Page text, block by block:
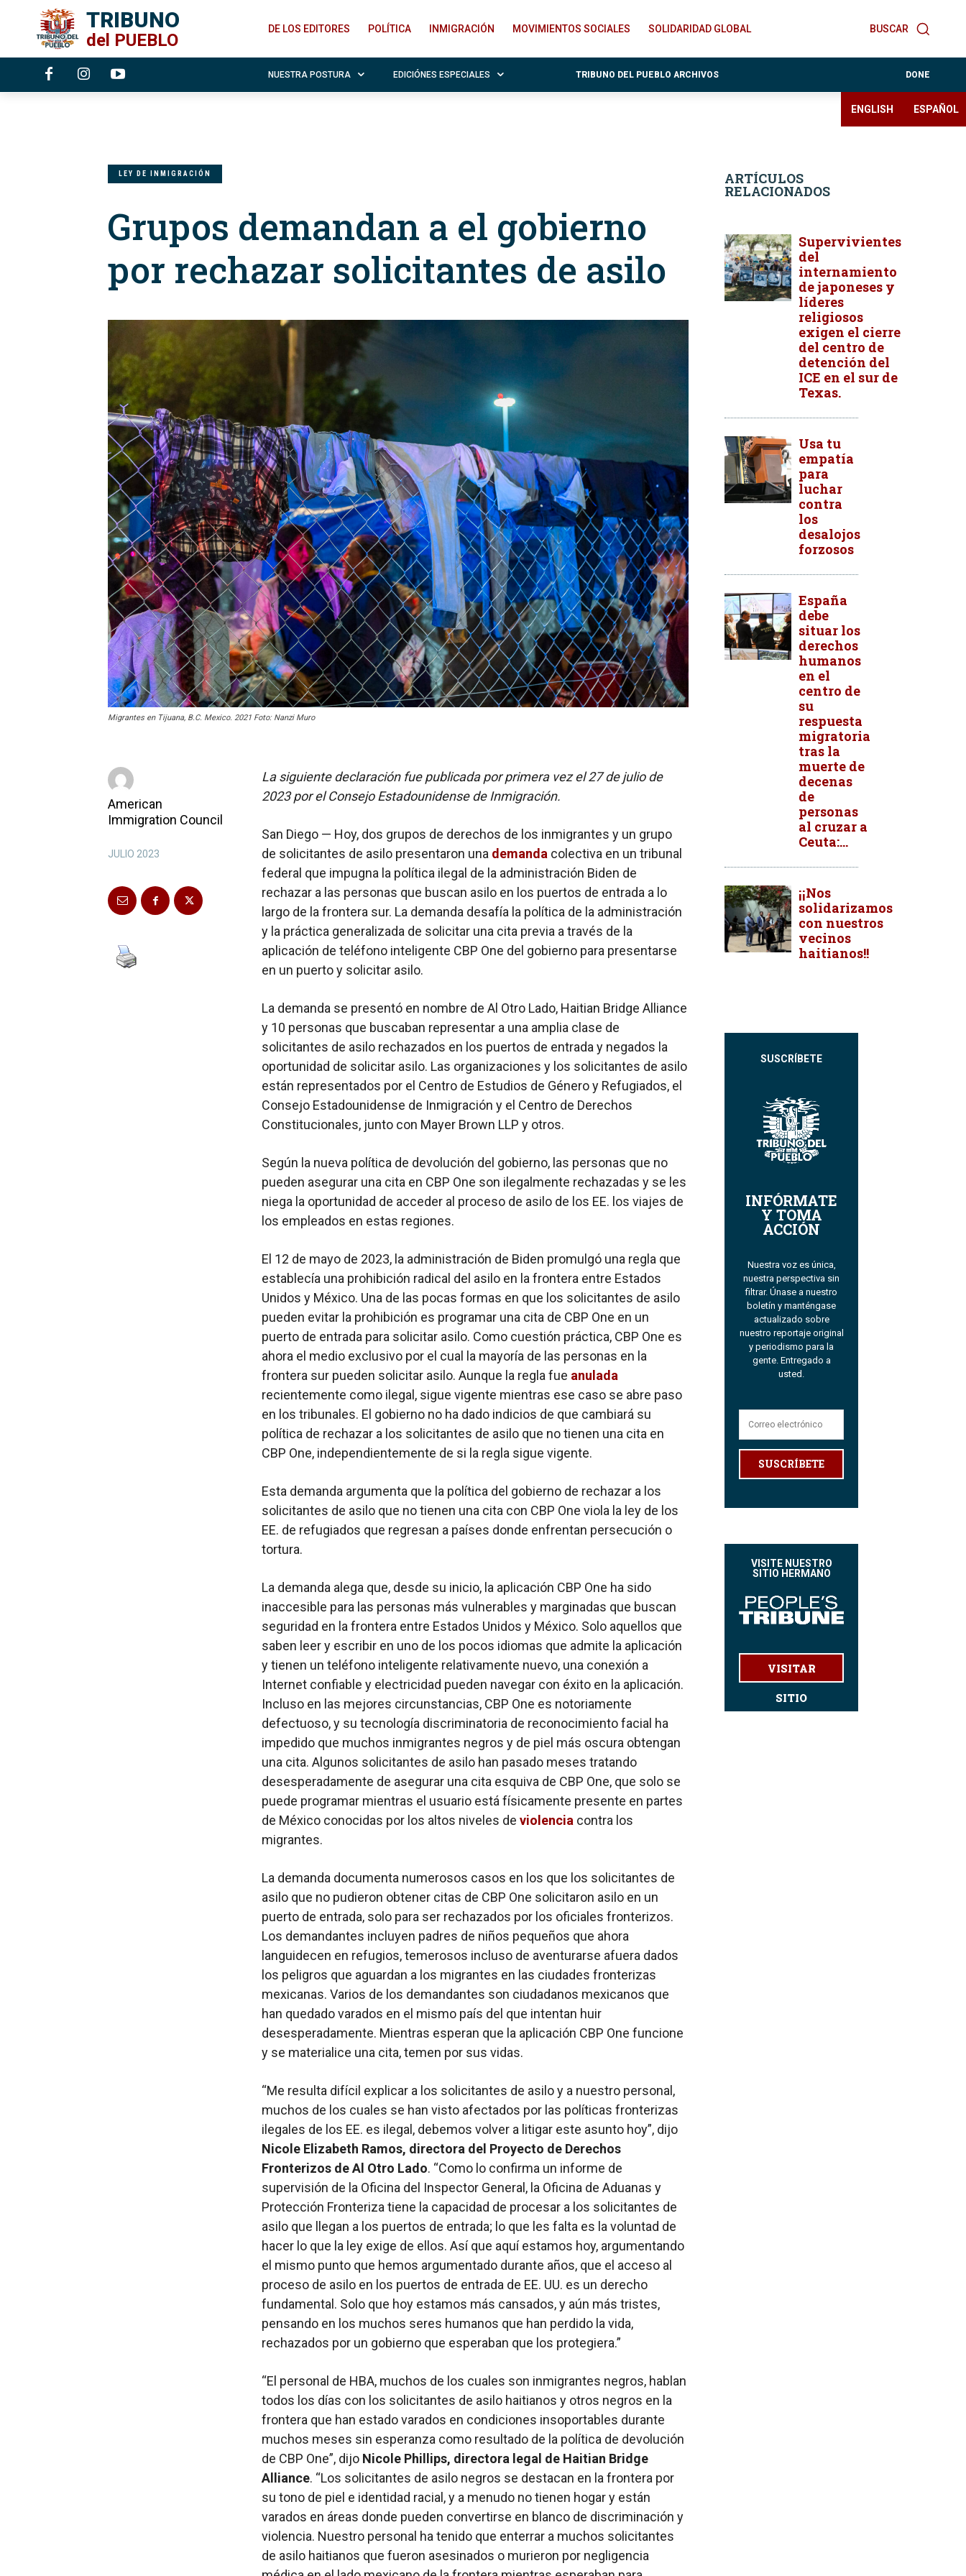
TRIBUNO
del PUEBLO
BUSCAR
DE LOS EDITORES POLÍTICA INMIGRACIÓN MOVIMIENTOS SOCIALES SOLIDARIDAD GLOBAL
NUESTRA POSTURA EDICIÓNES ESPECIALES TRIBUNO DEL PUEBLO ARCHIVOS DONE
ENGLISH ESPAÑOL
LEY DE INMIGRACIÓN
Grupos demandan a el gobierno
por rechazar solicitantes de asilo
Migrantes en Tijuana, B.C. Mexico. 2021 Foto: Nanzi Muro
American
Immigration Council
JULIO 2023
La siguiente declaración fue publicada por primera vez el 27 de julio de
2023 por el Consejo Estadounidense de Inmigración.
San Diego — Hoy, dos grupos de derechos de los inmigrantes y un grupo
de solicitantes de asilo presentaron una demanda colectiva en un tribunal
federal que impugna la política ilegal de la administración Biden de
rechazar a las personas que buscan asilo en los puertos de entrada a lo
largo de la frontera sur. La demanda desafía la política de la administración
y la práctica generalizada de solicitar una cita previa a través de la
aplicación de teléfono inteligente CBP One del gobierno para presentarse
en un puerto y solicitar asilo.
La demanda se presentó en nombre de Al Otro Lado, Haitian Bridge Alliance
y 10 personas que buscaban representar a una amplia clase de
solicitantes de asilo rechazados en los puertos de entrada y negados la
oportunidad de solicitar asilo. Las organizaciones y los solicitantes de asilo
están representados por el Centro de Estudios de Género y Refugiados, el
Consejo Estadounidense de Inmigración y el Centro de Derechos
Constitucionales, junto con Mayer Brown LLP y otros.
Según la nueva política de devolución del gobierno, las personas que no
pueden asegurar una cita en CBP One son ilegalmente rechazadas y se les
niega la oportunidad de acceder al proceso de asilo de los EE. los viajes de
los empleados en estas regiones.
El 12 de mayo de 2023, la administración de Biden promulgó una regla que
establecía una prohibición radical del asilo en la frontera entre Estados
Unidos y México. Una de las pocas formas en que los solicitantes de asilo
pueden evitar la prohibición es programar una cita de CBP One en un
puerto de entrada para solicitar asilo. Como cuestión práctica, CBP One es
ahora el medio exclusivo por el cual la mayoría de las personas en la
frontera sur pueden solicitar asilo. Aunque la regla fue anulada
recientemente como ilegal, sigue vigente mientras ese caso se abre paso
en los tribunales. El gobierno no ha dado indicios de que cambiará su
política de rechazar a los solicitantes de asilo que no tienen una cita en
CBP One, independientemente de si la regla sigue vigente.
Esta demanda argumenta que la política del gobierno de rechazar a los
solicitantes de asilo que no tienen una cita con CBP One viola la ley de los
EE. de refugiados que regresan a países donde enfrentan persecución o
tortura.
La demanda alega que, desde su inicio, la aplicación CBP One ha sido
inaccesible para las personas más vulnerables y marginadas que buscan
seguridad en la frontera entre Estados Unidos y México. Solo aquellos que
saben leer y escribir en uno de los pocos idiomas que admite la aplicación
y tienen un teléfono inteligente relativamente nuevo, una conexión a
Internet confiable y electricidad pueden navegar con éxito en la aplicación.
Incluso en las mejores circunstancias, CBP One es notoriamente
defectuoso, y su tecnología discriminatoria de reconocimiento facial ha
impedido que muchos inmigrantes negros y de piel más oscura obtengan
una cita. Algunos solicitantes de asilo han pasado meses tratando
desesperadamente de asegurar una cita esquiva de CBP One, que solo se
puede programar mientras el usuario está físicamente presente en partes
de México conocidas por los altos niveles de violencia contra los
migrantes.
La demanda documenta numerosos casos en los que los solicitantes de
asilo que no pudieron obtener citas de CBP One solicitaron asilo en un
puerto de entrada, solo para ser rechazados por los oficiales fronterizos.
Los demandantes incluyen padres de niños pequeños que ahora
languidecen en refugios, temerosos incluso de aventurarse afuera dados
los peligros que aguardan a los migrantes en las ciudades fronterizas
mexicanas. Varios de los demandantes son ciudadanos mexicanos que
han quedado varados en el mismo país del que intentan huir
desesperadamente. Mientras esperan que la aplicación CBP One funcione
y se materialice una cita, temen por sus vidas.
“Me resulta difícil explicar a los solicitantes de asilo y a nuestro personal,
muchos de los cuales se han visto afectados por las políticas fronterizas
ilegales de los EE. es ilegal, debemos volver a litigar este asunto hoy”, dijo
Nicole Elizabeth Ramos, directora del Proyecto de Derechos
Fronterizos de Al Otro Lado. “Como lo confirma un informe de
supervisión de la Oficina del Inspector General, la Oficina de Aduanas y
Protección Fronteriza tiene la capacidad de procesar a los solicitantes de
asilo que llegan a los puertos de entrada; lo que les falta es la voluntad de
hacer lo que la ley exige de ellos. Así que aquí estamos hoy, argumentando
el mismo punto que hemos argumentado durante años, que el acceso al
proceso de asilo en los puertos de entrada de EE. UU. es un derecho
fundamental. Solo que hoy estamos más cansados, y aún más tristes,
pensando en los muchos seres humanos que han perdido la vida,
rechazados por un gobierno que esperaban que los protegiera.”
“El personal de HBA, muchos de los cuales son inmigrantes negros, hablan
todos los días con los solicitantes de asilo haitianos y otros negros en la
frontera que han estado varados en condiciones insoportables durante
muchos meses sin esperanza como resultado de la política de devolución
de CBP One”, dijo Nicole Phillips, directora legal de Haitian Bridge
Alliance. “Los solicitantes de asilo negros se destacan en la frontera por
su tono de piel e identidad racial, y a menudo no tienen hogar y están
varados en áreas donde pueden convertirse en blanco de discriminación y
violencia. Nuestro personal ha tenido que enterrar a muchos solicitantes
de asilo haitianos que fueron asesinados o murieron por negligencia
ARTÍCULOS
RELACIONADOS
Supervivientes
del
internamiento
de japoneses y
líderes
religiosos
exigen el cierre
del centro de
detención del
ICE en el sur de
Texas.
Usa tu
empatía
para
luchar
contra
los
desalojos
forzosos
España
debe
situar los
derechos
humanos
en el
centro de
su
respuesta
migratoria
tras la
muerte de
decenas
de
personas
al cruzar a
Ceuta:...
¡¡Nos
solidarizamos
con nuestros
vecinos
haitianos!!
SUSCRÍBETE
INFÓRMATE
Y TOMA
ACCIÓN
Nuestra voz es única,
nuestra perspectiva sin
filtrar. Únase a nuestro
boletín y manténgase
actualizado sobre
nuestro reportaje original
y periodismo para la
gente. Entregado a
usted.
SUSCRÍBETE
VISITE NUESTRO
SITIO HERMANO
VISITAR
SITIO